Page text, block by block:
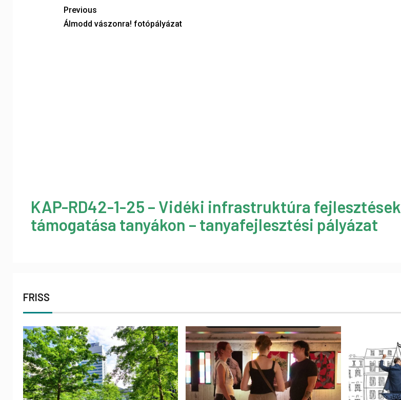
Previous
Álmodd vászonra! fotópályázat
KAP-RD42-1-25 – Vidéki infrastruktúra fejlesztések
támogatása tanyákon – tanyafejlesztési pályázat
FRISS